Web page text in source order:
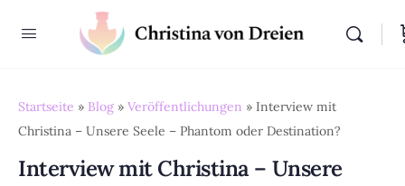
Startseite » Blog » Veröffentlichungen » Interview mit
Christina – Unsere Seele – Phantom oder Destination?
Interview mit Christina – Unsere